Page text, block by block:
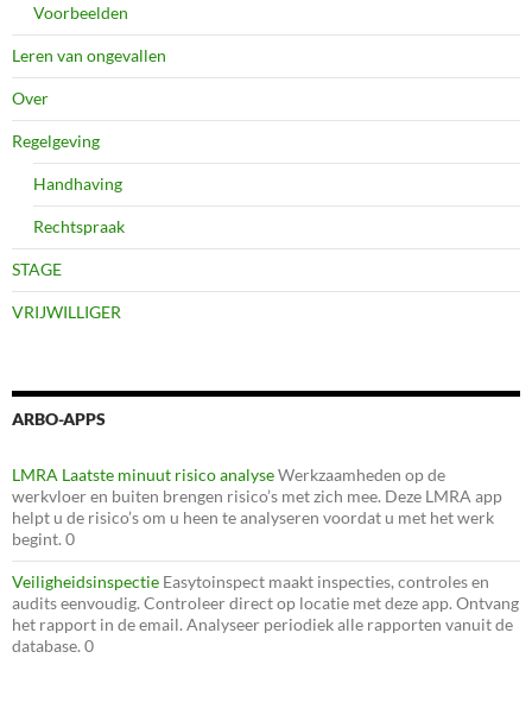
Voorbeelden
Leren van ongevallen
Over
Regelgeving
Handhaving
Rechtspraak
STAGE
VRIJWILLIGER
ARBO-APPS
LMRA Laatste minuut risico analyseWerkzaamheden op de
werkvloer en buiten brengen risico’s met zich mee. Deze LMRA app
helpt u de risico’s om u heen te analyseren voordat u met het werk
begint. 0
Veiligheidsinspectie Easytoinspect maakt inspecties, controles en
audits eenvoudig. Controleer direct op locatie met deze app. Ontvang
het rapport in de email. Analyseer periodiek alle rapporten vanuit de
database. 0